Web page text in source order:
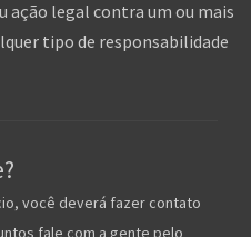
ou ainda intermediário
entre os usuários e
Joinville não
o Classificados Joinville não
e/ou prejuízo que o
uma negociação com